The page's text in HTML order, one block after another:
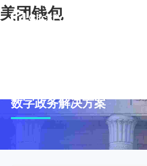
美团钱包
数字政务解决方案